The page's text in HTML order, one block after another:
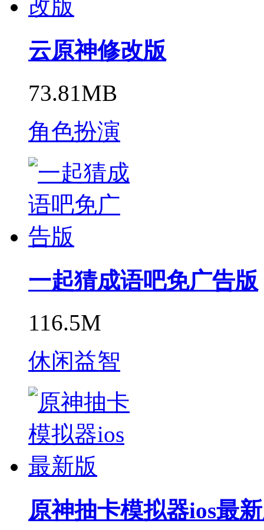
云原神修改版
73.81MB
角色扮演
一起猜成语吧免广告版
116.5M
休闲益智
原神抽卡模拟器ios最